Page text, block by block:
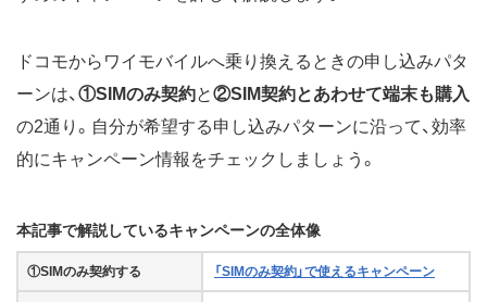
ドコモからワイモバイルへ乗り換えるときの申し込みパタ
ーンは、 ①SIMのみ契約と②SIM契約とあわせて端末も購入
の2通り。自分が希望する申し込みパターンに沿って、効率
的にキャンペーン情報をチェックしましょう。
本記事で解説しているキャンペーンの全体像
①SIMのみ契約する 「SIMのみ契約」で使えるキャンペーン